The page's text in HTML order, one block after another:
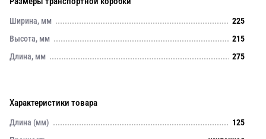
Ширина, мм
225
Высота, мм
215
Длина, мм
275
Характеристики товара
Длина (мм)
125